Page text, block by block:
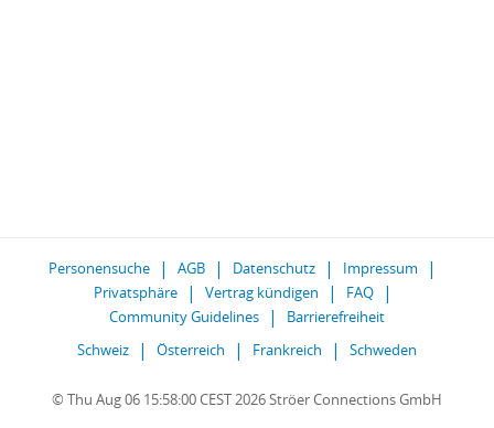
Personensuche AGB Datenschutz
Impressum
Privatsphäre
Vertrag kündigen
FAQ
Community Guidelines
Barrierefreiheit
Schweiz
Österreich Frankreich Schweden
© Thu Aug 06 15:58:00 CEST 2026 Ströer Connections GmbH